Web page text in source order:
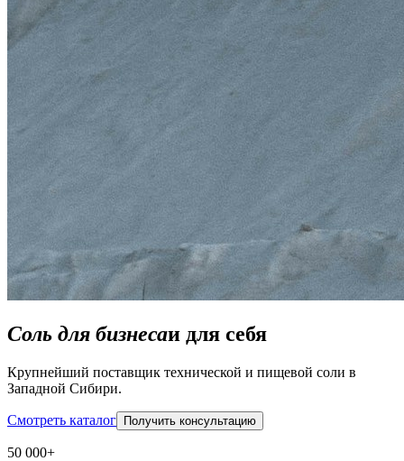
Соль для бизнесаи для себя
Крупнейший поставщик технической и пищевой соли в
Западной Сибири.
Смотреть каталог Получить консультацию
50 000+